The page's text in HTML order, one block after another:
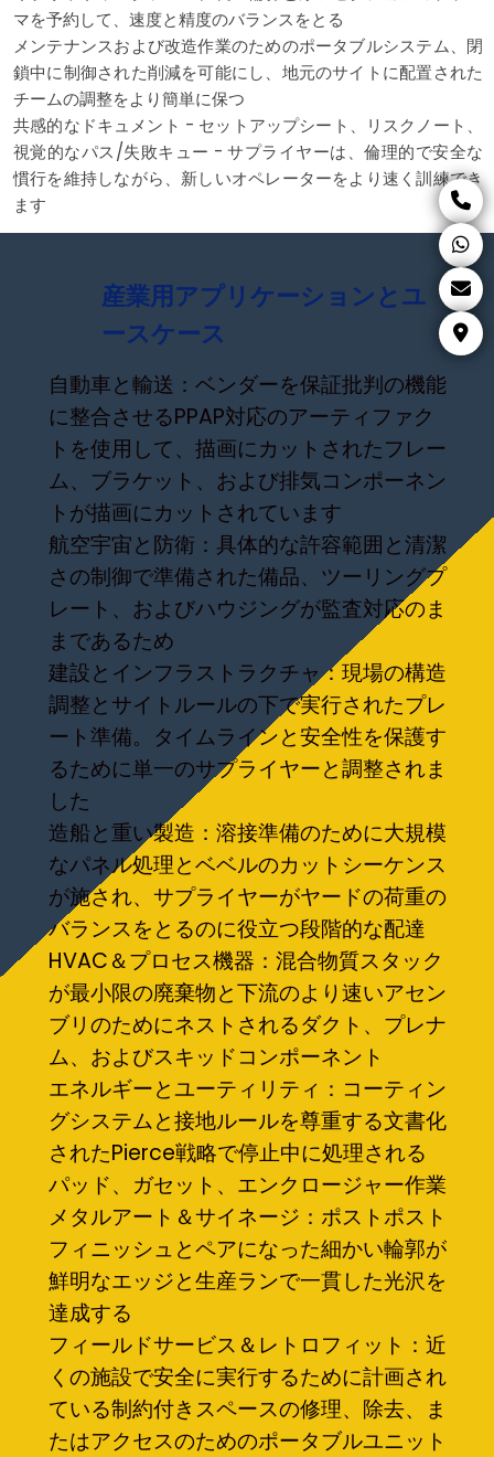
マを予約して、速度と精度のバランスをとる
メンテナンスおよび改造作業のためのポータブルシステム、閉
鎖中に制御された削減を可能にし、地元のサイトに配置された
チームの調整をより簡単に保つ
共感的なドキュメント - セットアップシート、リスクノート、
視覚的なパス/失敗キュー - サプライヤーは、倫理的で安全な
慣行を維持しながら、新しいオペレーターをより速く訓練でき
ます
産業用アプリケーションとユ
ースケース
自動車と輸送：ベンダーを保証批判の機能
に整合させるPPAP対応のアーティファク
トを使用して、描画にカットされたフレー
ム、ブラケット、および排気コンポーネン
トが描画にカットされています
航空宇宙と防衛：具体的な許容範囲と清潔
さの制御で準備された備品、ツーリングプ
レート、およびハウジングが監査対応のま
まであるため
建設とインフラストラクチャ：現場の構造
調整とサイトルールの下で実行されたプレ
ート準備。タイムラインと安全性を保護す
るために単一のサプライヤーと調整されま
した
造船と重い製造：溶接準備のために大規模
なパネル処理とベベルのカットシーケンス
が施され、サプライヤーがヤードの荷重の
バランスをとるのに役立つ段階的な配達
HVAC＆プロセス機器：混合物質スタック
が最小限の廃棄物と下流のより速いアセン
ブリのためにネストされるダクト、プレナ
ム、およびスキッドコンポーネント
エネルギーとユーティリティ：コーティン
グシステムと接地ルールを尊重する文書化
されたPierce戦略で停止中に処理される
パッド、ガセット、エンクロージャー作業
メタルアート＆サイネージ：ポストポスト
フィニッシュとペアになった細かい輪郭が
鮮明なエッジと生産ランで一貫した光沢を
達成する
フィールドサービス＆レトロフィット：近
くの施設で安全に実行するために計画され
ている制約付きスペースの修理、除去、ま
たはアクセスのためのポータブルユニット